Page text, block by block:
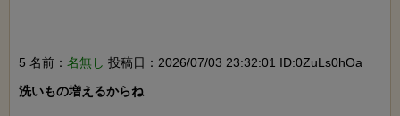
5 名前： 名無し 投稿日：2026/07/03 23:32:01 ID:0ZuLs0hOa
洗いもの増えるからね